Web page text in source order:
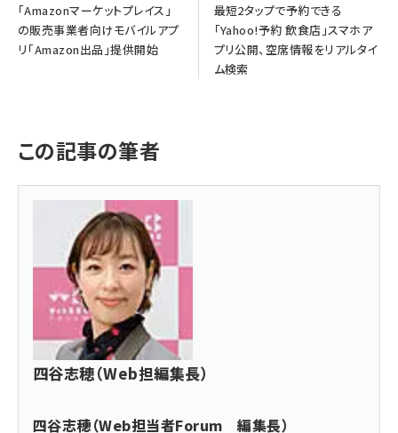
「Amazonマーケットプレイス」
の販売事業者向けモバイルアプ
リ「Amazon出品」提供開始
最短2タップで予約できる
「Yahoo!予約 飲食店」スマホア
プリ公開、空席情報をリアルタイ
ム検索
この記事の筆者
四谷志穂（Web担編集長）
四谷志穂（Web担当者Forum 編集長）